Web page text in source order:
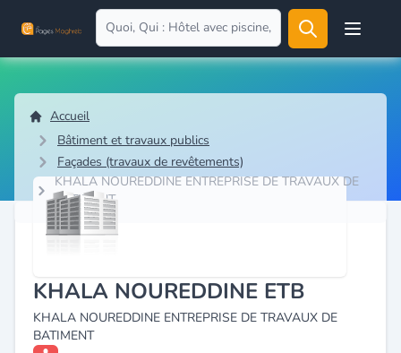
Open
Accueil
Bâtiment et travaux publics
Façades (travaux de revêtements)
KHALA NOUREDDINE ENTREPRISE DE TRAVAUX DE
BATIMENT
KHALA NOUREDDINE ETB
KHALA NOUREDDINE ENTREPRISE DE TRAVAUX DE
BATIMENT